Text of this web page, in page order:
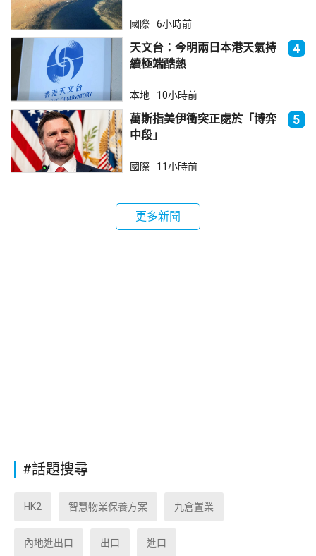
國際 6小時前
天文台：今明兩日本港天氣持
續極端酷熱
4
本地 10小時前
萬斯指美伊衝突正處於「博弈
中段」
5
國際 11小時前
更多新聞
#話題搜尋
HK2 智慧物業保養方案 九倉置業
內地進出口 出口 進口